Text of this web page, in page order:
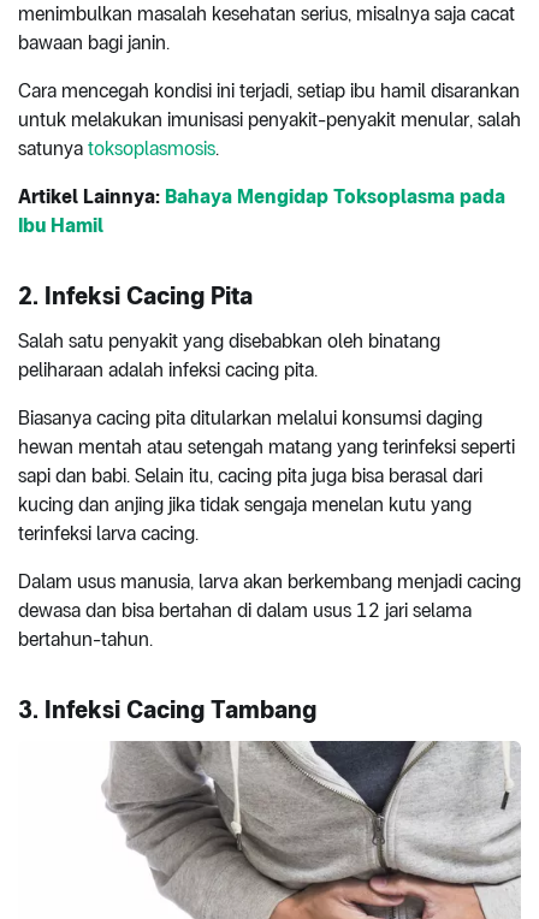
menimbulkan masalah kesehatan serius, misalnya saja cacat
bawaan bagi janin.
Cara mencegah kondisi ini terjadi, setiap ibu hamil disarankan
untuk melakukan imunisasi penyakit-penyakit menular, salah
satunya toksoplasmosis.
Artikel Lainnya: Bahaya Mengidap Toksoplasma pada
Ibu Hamil
2. Infeksi Cacing Pita
Salah satu penyakit yang disebabkan oleh binatang
peliharaan adalah infeksi cacing pita.
Biasanya cacing pita ditularkan melalui konsumsi daging
hewan mentah atau setengah matang yang terinfeksi seperti
sapi dan babi. Selain itu, cacing pita juga bisa berasal dari
kucing dan anjing jika tidak sengaja menelan kutu yang
terinfeksi larva cacing.
Dalam usus manusia, larva akan berkembang menjadi cacing
dewasa dan bisa bertahan di dalam usus 12 jari selama
bertahun-tahun.
3. Infeksi Cacing Tambang